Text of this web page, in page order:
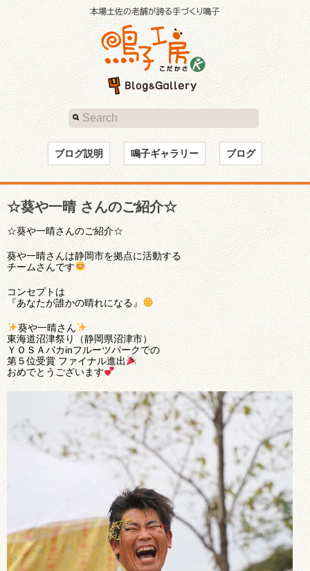
ブログ説明 鳴子ギャラリー ブログ
☆葵や一晴 さんのご紹介☆
☆葵や一晴さんのご紹介☆
葵や一晴さんは静岡市を拠点に活動する
チームさんです
コンセプトは
『あなたが誰かの晴れになる』
葵や一晴さん
東海道沼津祭り（静岡県沼津市）
ＹＯＳＡバカinフルーツパークでの
第５位受賞 ファイナル進出
おめでとうございます